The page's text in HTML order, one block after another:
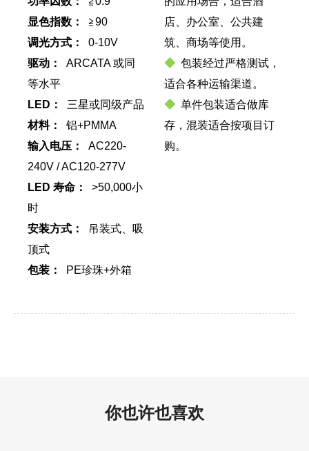
显色指数： ≧90
调光方式： 0-10V
驱动： ARCATA 或同
等水平
LED： 三星或同级产品
材料：
铝+PMMA
输入电压：
AC220-
240V / AC120-277V
LED 寿命：
>50,000小
时
安装方式：
吊装式、吸
顶式
包装：
PE珍珠+外箱
店、办公室、公共建
筑、商场等使用。
◆包装经过严格测试，
适合各种运输渠道。
◆单件包装适合做库
存，混装适合按项目订
购。
15W
你也许也喜欢